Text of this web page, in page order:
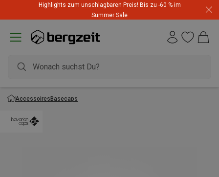
Highlights zum unschlagbaren Preis! Bis zu -60 % im
Summer Sale
AccessoiresBasecaps